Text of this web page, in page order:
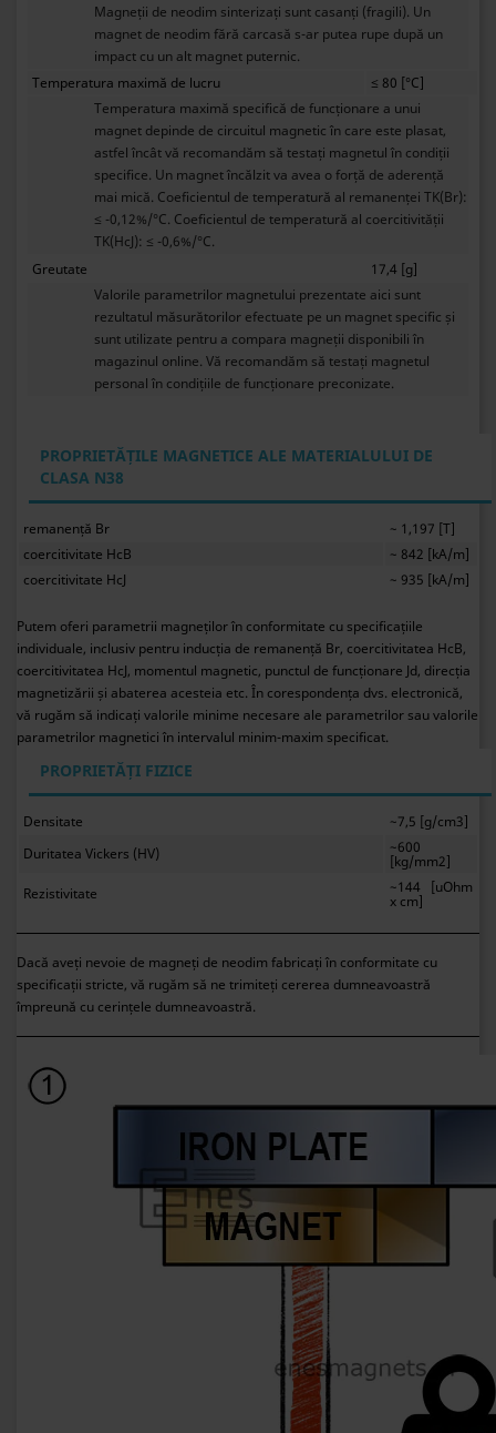
Magneții de neodim sinterizați sunt casanți (fragili). Un
magnet de neodim fără carcasă s-ar putea rupe după un
impact cu un alt magnet puternic.
Temperatura maximă de lucru
≤ 80 [°C]
Temperatura maximă specifică de funcționare a unui
magnet depinde de circuitul magnetic în care este plasat,
astfel încât vă recomandăm să testați magnetul în condiții
specifice. Un magnet încălzit va avea o forță de aderență
mai mică. Coeficientul de temperatură al remanenței TK(Br):
≤ -0,12%/°C. Coeficientul de temperatură al coercitivității
TK(HcJ): ≤ -0,6%/°C.
Greutate
17,4 [g]
Valorile parametrilor magnetului prezentate aici sunt
rezultatul măsurătorilor efectuate pe un magnet specific și
sunt utilizate pentru a compara magneții disponibili în
magazinul online. Vă recomandăm să testați magnetul
personal în condițiile de funcționare preconizate.
PROPRIETĂȚILE MAGNETICE ALE MATERIALULUI DE
CLASA N38
remanență Br
~ 1,197 [T]
coercitivitate HcB
~ 842 [kA/m]
coercitivitate HcJ
~ 935 [kA/m]
Putem oferi parametrii magneților în conformitate cu specificațiile
individuale, inclusiv pentru inducția de remanență Br, coercitivitatea HcB,
coercitivitatea HcJ, momentul magnetic, punctul de funcționare Jd, direcția
magnetizării și abaterea acesteia etc. În corespondența dvs. electronică,
vă rugăm să indicați valorile minime necesare ale parametrilor sau valorile
parametrilor magnetici în intervalul minim-maxim specificat.
PROPRIETĂȚI FIZICE
Densitate
~7,5 [g/cm3]
Duritatea Vickers (HV)
~600
[kg/mm2]
Rezistivitate
~144 [uOhm
x cm]
Dacă aveți nevoie de magneți de neodim fabricați în conformitate cu
specificații stricte, vă rugăm să ne trimiteți cererea dumneavoastră
împreună cu cerințele dumneavoastră.